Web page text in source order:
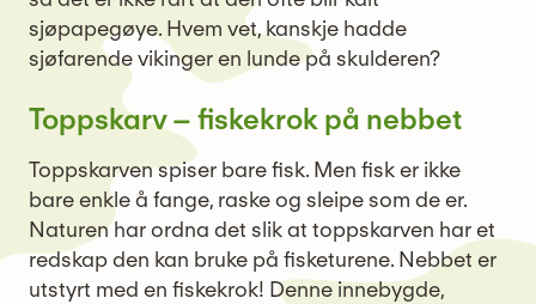
sjøpapegøye. Hvem vet, kanskje hadde
sjøfarende vikinger en lunde på skulderen?
Toppskarv – fiskekrok på nebbet
Toppskarven spiser bare fisk. Men fisk er ikke
bare enkle å fange, raske og sleipe som de er.
Naturen har ordna det slik at toppskarven har et
redskap den kan bruke på fisketurene. Nebbet er
utstyrt med en fiskekrok! Denne innebygde,